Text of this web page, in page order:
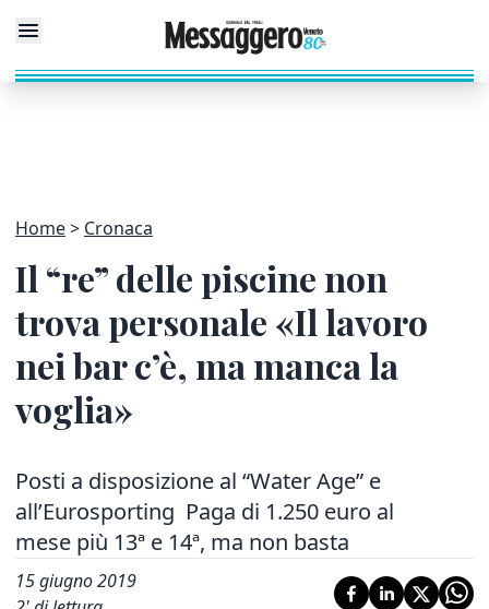
Home Cronaca
Il “re” delle piscine non
trova personale «Il lavoro
nei bar c’è, ma manca la
voglia»
Posti a disposizione al “Water Age” e
all’Eurosporting Paga di 1.250 euro al
mese più 13ª e 14ª, ma non basta
15 giugno 2019